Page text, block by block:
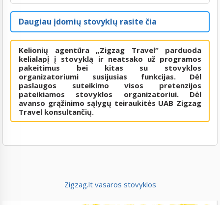
Daugiau įdomių stovyklų rasite čia
Kelionių agentūra „Zigzag Travel“ parduoda
kelialapį į stovyklą ir neatsako už programos
pakeitimus bei kitas su stovyklos
organizatoriumi susijusias funkcijas. Dėl
paslaugos suteikimo visos pretenzijos
pateikiamos stovyklos organizatoriui. Dėl
avanso grąžinimo sąlygų teiraukitės UAB Zigzag
Travel konsultančių.
Zigzag.lt vasaros stovyklos